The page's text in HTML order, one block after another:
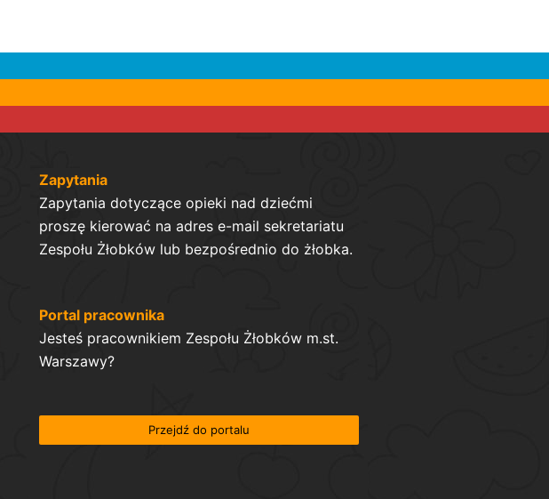
Zapytania
Zapytania dotyczące opieki nad dziećmi
proszę kierować na adres e-mail sekretariatu
Zespołu Żłobków lub bezpośrednio do żłobka.
Portal pracownika
Jesteś pracownikiem Zespołu Żłobków m.st.
Warszawy?
Przejdź do portalu